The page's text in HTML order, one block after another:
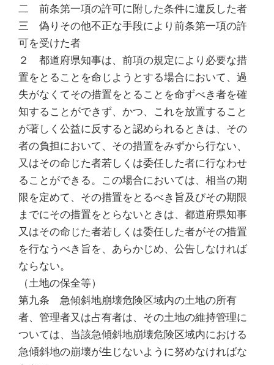
二 前条第一項の許可に附した条件に違反した者
三 偽りその他不正な手段により前条第一項の許
可を受けた者
２ 都道府県知事は、前項の規定により必要な措
置をとることを命じようとする場合において、過
失がなくてその措置をとることを命ずべき者を確
知することができず、かつ、これを放置すること
が著しく公益に反すると認められるときは、その
者の負担において、その措置をみずから行ない、
又はその命じた者若しくは委任した者に行なわせ
ることができる。この場合においては、相当の期
限を定めて、その措置をとるべき旨及びその期限
までにその措置をとらないときは、都道府県知事
又はその命じた者若しくは委任した者がその措置
を行なうべき旨を、あらかじめ、公告しなければ
ならない。
（土地の保全等）
第九条 急傾斜地崩壊危険区域内の土地の所有
者、管理者又は占有者は、その土地の維持管理に
ついては、当該急傾斜地崩壊危険区域内における
急傾斜地の崩壊が生じないように努めなければな